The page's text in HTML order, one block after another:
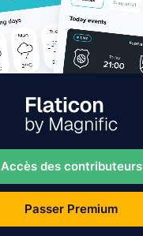
Accès des contributeurs
Passer Premium